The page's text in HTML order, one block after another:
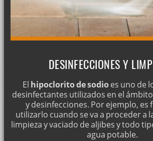
DESINFECCIONES Y
El hipoclorito de sodioes uno de
desinfectantes utilizados en el
y desinfecciones. Por ejemplo, es
utilizarlo cuando se va a proceder a
limpieza y vaciado de aljibes y todo
agua potable.